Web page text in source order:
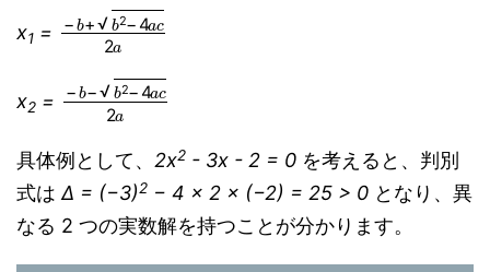
x1 =
b+b2−4
x2 =
b −b2−4
具体例として、 2x2 - 3x - 2 = 0 を考えると、判別
式はΔ = (−3)2 − 4 × 2 × (−2) = 25 > 0 となり、異
なる 2 つの実数解を持つことが分かります。